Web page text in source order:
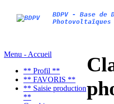
BDPV - Base de
Photovoltaïques
Menu - Accueil
** Profil **
** FAVORIS **
** Saisie production
**